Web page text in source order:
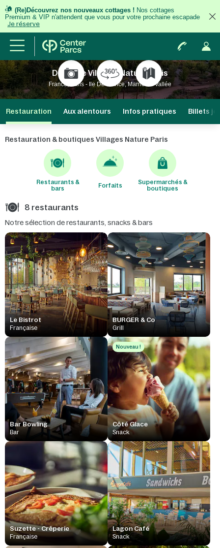
(Re)Découvrez nos nouveaux cottages ! Nos cottages
Premium & VIP n'attendent que vous pour votre prochaine escapade
Je réserve
Domaine Villages Nature Paris
France, Paris - Ile De France, Marne La Vallée
Restauration Aux alentours Infos pratiques Billets
Restauration & boutiques Villages Nature Paris
Restaurants &
bars
Forfaits
Supermarchés &
boutiques
8 restaurants
Notre sélection de restaurants, snacks & bars
Le Bistrot
Française
BURGER & Co
Grill
Bar Bowling
Bar
Nouveau !
Côté Glace
Snack
Suzette - Crêperie
Française
Lagon Café
Snack